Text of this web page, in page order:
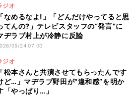
ジオ
「なめるなよ!」「どんだけやってると思
てんの?」テレビスタッフの“発言”に
ヂラブ村上が冷静に反論
05/24 07:00
ジオ
「松本さんと共演させてもらったんです
ど…」マヂラブ野田が“違和感”を明か
「やっぱり…」